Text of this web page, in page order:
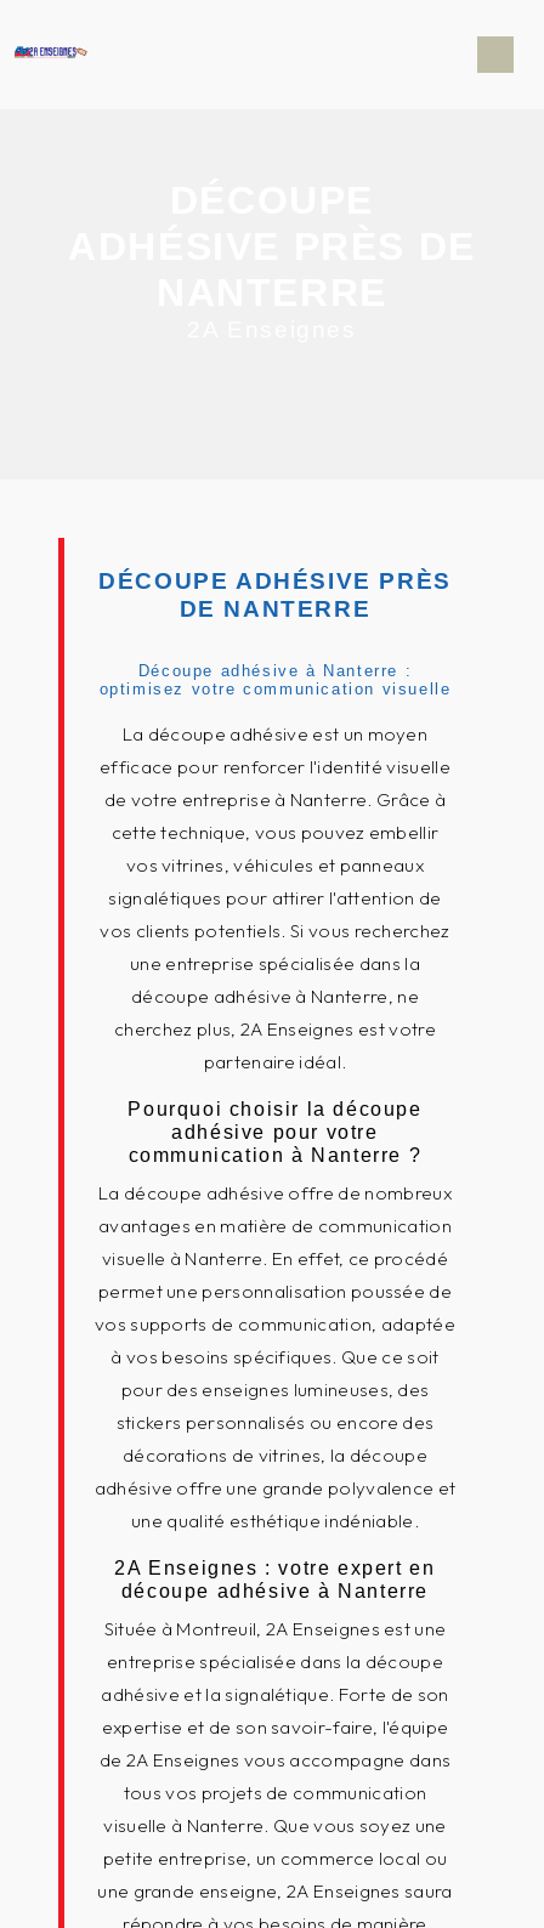
DÉCOUPE ADHÉSIVE PRÈS
DE NANTERRE
Découpe adhésive à Nanterre :
optimisez votre communication visuelle
La découpe adhésive est un moyen
efficace pour renforcer l'identité visuelle
de votre entreprise à Nanterre. Grâce à
cette technique, vous pouvez embellir
vos vitrines, véhicules et panneaux
signalétiques pour attirer l'attention de
vos clients potentiels. Si vous recherchez
une entreprise spécialisée dans la
découpe adhésive à Nanterre, ne
cherchez plus, 2A Enseignes est votre
partenaire idéal.
Pourquoi choisir la découpe
adhésive pour votre
communication à Nanterre ?
La découpe adhésive offre de nombreux
avantages en matière de communication
visuelle à Nanterre. En effet, ce procédé
permet une personnalisation poussée de
vos supports de communication, adaptée
à vos besoins spécifiques. Que ce soit
pour des enseignes lumineuses, des
stickers personnalisés ou encore des
décorations de vitrines, la découpe
adhésive offre une grande polyvalence et
une qualité esthétique indéniable.
2A Enseignes : votre expert en
découpe adhésive à Nanterre
Située à Montreuil, 2A Enseignes est une
entreprise spécialisée dans la découpe
adhésive et la signalétique. Forte de son
expertise et de son savoir-faire, l'équipe
de 2A Enseignes vous accompagne dans
tous vos projets de communication
visuelle à Nanterre. Que vous soyez une
petite entreprise, un commerce local ou
une grande enseigne, 2A Enseignes saura